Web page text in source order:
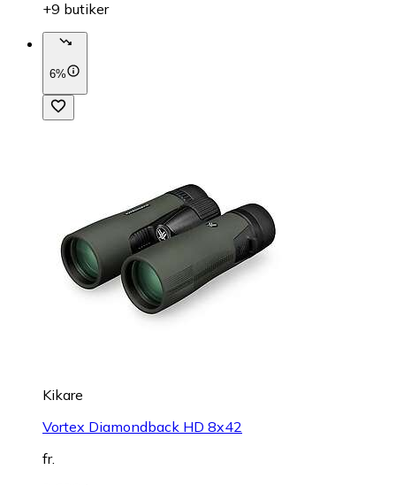
+9 butiker
6%
Kikare
Vortex Diamondback HD 8x42
fr.